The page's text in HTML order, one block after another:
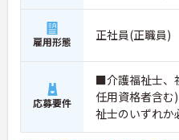
雇用形態 正社員(正職員)
応募要件
■介護福祉士、
任用資格者含む
祉士のいずれ
ランクOK ■要